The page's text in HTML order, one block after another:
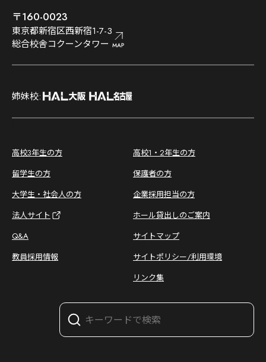
〒160-0023
東京都新宿区西新宿1-7-3
総合校舎コクーンタワー
;
姉妹校:
;
高校3年生の方
高校1・2年生の方
留学生の方
保護者の方
大学生・社会人の方
企業採用担当の方
法人サイト
ホール貸出しのご案内
Q&A
サイトマップ
教員採用情報
サイトポリシー/利用環境
リンク集